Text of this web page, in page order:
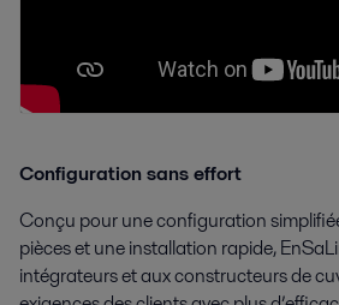
Configuration sans effort
Conçu pour une configuration
pièces et une installation rapide,
intégrateurs et aux constructeurs de